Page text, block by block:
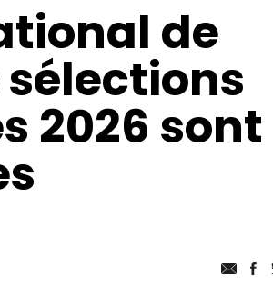
de
2026 sont